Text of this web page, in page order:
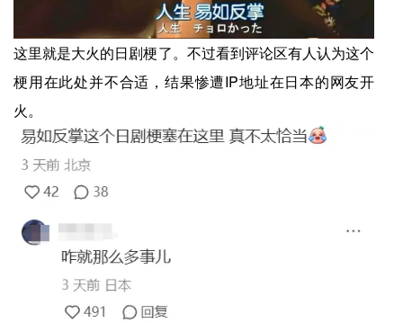
这里就是大火的日剧梗了。不过看到评论区有人认为这个
梗用在此处并不合适，结果惨遭IP地址在日本的网友开
火。